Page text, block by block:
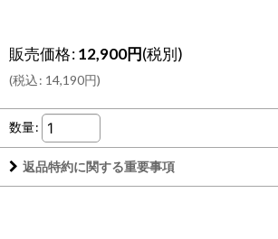
販売価格:12,900円(税別)
(税込: 14,190円)
数量:
返品特約に関する重要事項